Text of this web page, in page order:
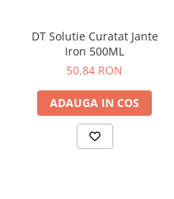
DT Solutie Curatat Jante
Iron 500ML
50,84 RON
ADAUGA IN COS